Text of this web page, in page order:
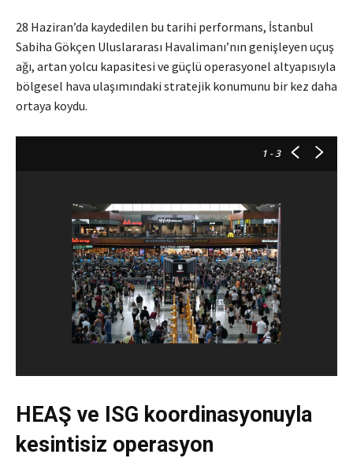
28 Haziran’da kaydedilen bu tarihi performans, İstanbul
Sabiha Gökçen Uluslararası Havalimanı’nın genişleyen uçuş
ağı, artan yolcu kapasitesi ve güçlü operasyonel altyapısıyla
bölgesel hava ulaşımındaki stratejik konumunu bir kez daha
ortaya koydu.
1 - 3
HEAŞ ve ISG koordinasyonuyla
kesintisiz operasyon